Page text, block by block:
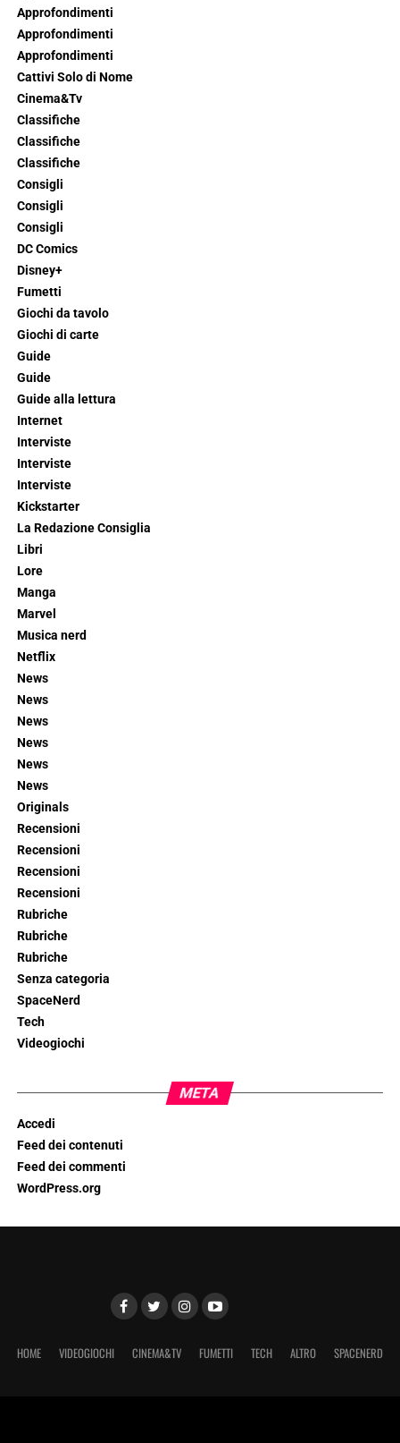
Approfondimenti
Approfondimenti
Approfondimenti
Cattivi Solo di Nome
Cinema&Tv
Classifiche
Classifiche
Classifiche
Consigli
Consigli
Consigli
DC Comics
Disney+
Fumetti
Giochi da tavolo
Giochi di carte
Guide
Guide
Guide alla lettura
Internet
Interviste
Interviste
Interviste
Kickstarter
La Redazione Consiglia
Libri
Lore
Manga
Marvel
Musica nerd
Netflix
News
News
News
News
News
News
Originals
Recensioni
Recensioni
Recensioni
Recensioni
Rubriche
Rubriche
Rubriche
Senza categoria
SpaceNerd
Tech
Videogiochi
META
Accedi
Feed dei contenuti
Feed dei commenti
WordPress.org
HOME VIDEOGIOCHI CINEMA&TV FUMETTI TECH ALTRO SPACENERD